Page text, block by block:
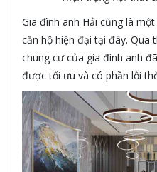
Gia đình anh Hải cũng là
căn hộ hiện đại tại đây. Qua
chung cư của gia đình anh
được tối ưu và có phần lỗi